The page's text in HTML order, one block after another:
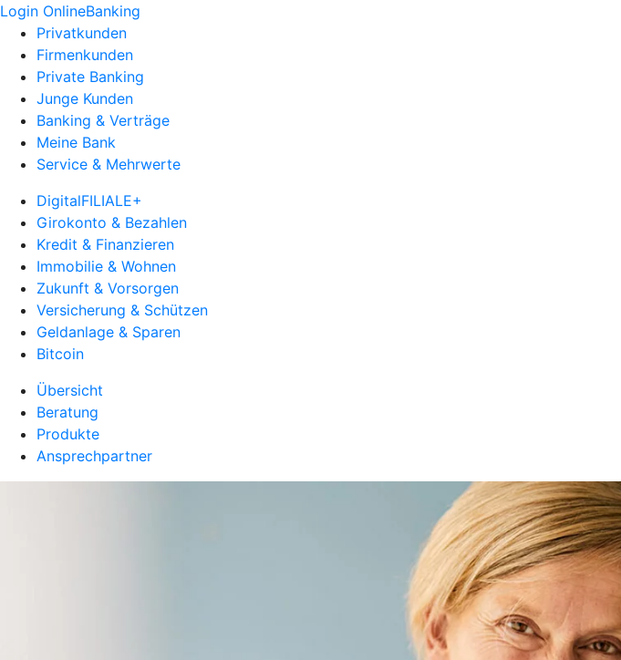
Login OnlineBanking
Privatkunden
Firmenkunden
Private Banking
Junge Kunden
Banking & Verträge
Meine Bank
Service & Mehrwerte
DigitalFILIALE+
Girokonto & Bezahlen
Kredit & Finanzieren
Immobilie & Wohnen
Zukunft & Vorsorgen
Versicherung & Schützen
Geldanlage & Sparen
Bitcoin
Übersicht
Beratung
Produkte
Ansprechpartner